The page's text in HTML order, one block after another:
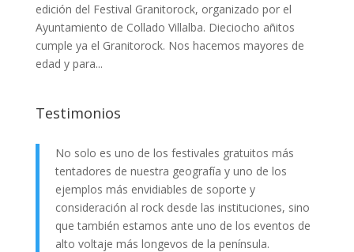
edición del Festival Granitorock, organizado por el
Ayuntamiento de Collado Villalba. Dieciocho añitos
cumple ya el Granitorock. Nos hacemos mayores de
edad y para...
Testimonios
No solo es uno de los festivales gratuitos más
tentadores de nuestra geografía y uno de los
ejemplos más envidiables de soporte y
consideración al rock desde las instituciones, sino
que también estamos ante uno de los eventos de
alto voltaje más longevos de la península.